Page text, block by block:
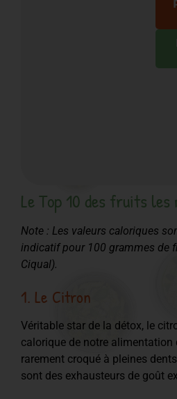
Le Top 10 des fruits
Note : Les valeurs caloriques
indicatif pour 100 grammes de
Ciqual).
1. Le Citron
Véritable star de la détox, le
calorique de notre alimentation
rarement croqué à pleines
sont des exhausteurs de goût